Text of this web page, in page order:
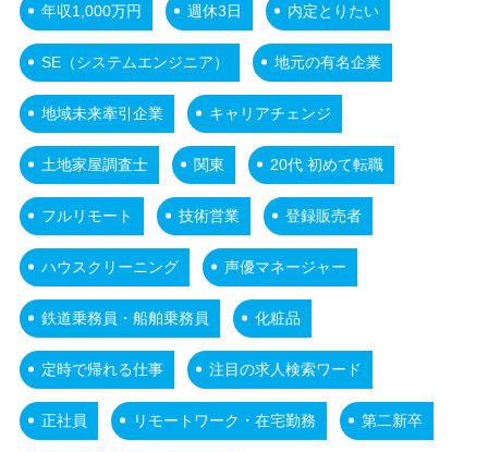
年収1,000万円 週休3日 内定とりたい
SE（システムエンジニア） 地元の有名企業
地域未来牽引企業 キャリアチェンジ
土地家屋調査士 関東 20代 初めて転職
フルリモート 技術営業 登録販売者
ハウスクリーニング 声優マネージャー
鉄道乗務員・船舶乗務員 化粧品
定時で帰れる仕事 注目の求人検索ワード
正社員 リモートワーク・在宅勤務 第二新卒